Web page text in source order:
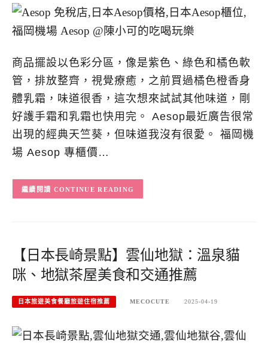
商品擺設以色彩分區，像是紫色、綠色和橘色軟
管，排放整齊，視覺療癒，之前買過橘色橙香身
體乳霜，味道很香，這次想來試試其他味道，剛
好護手霜和乳霜也快用完。 Aesop最近廣告很常
出現的經典天竺葵，但味道我沒有很愛。 福岡機
場 Aesop 專櫃價…
CONTINUE READING
【日本長崎景點】雲仙地獄：溫泉貓
咪、地獄茶屋美食和交通推薦
日本旅遊美食餐廳旅遊住宿推薦 MECOCUTE 2025-04-19